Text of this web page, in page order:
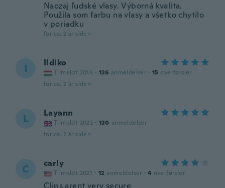
Naozaj ľudské vlasy. Výborná kvalita.
Použila som farbu na vlasy a všetko chytilo
v poriadku
for ca. 2 år siden
I Ildiko
Tilmeldt 2018 · 126 anmeldelser · 15 overførsler
for ca. 2 år siden
L Layann
Tilmeldt 2022 · 120 anmeldelser
for ca. 2 år siden
C carly
Tilmeldt 2021 · 12 anmeldelser · 4 overførsler
Clips arent very secure